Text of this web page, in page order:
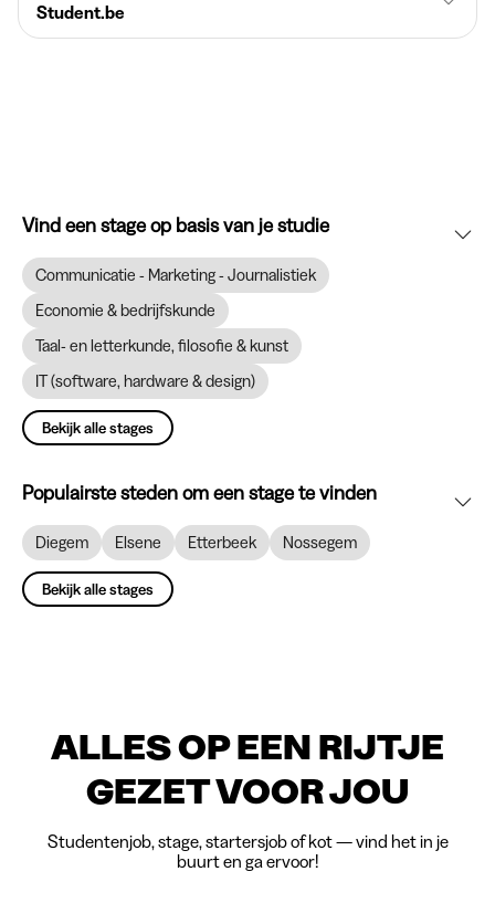
Student.be
Vind een stage op basis van je studie
Communicatie - Marketing - Journalistiek
Economie & bedrijfskunde
Taal- en letterkunde, filosofie & kunst
IT (software, hardware & design)
Bekijk alle stages
Populairste steden om een stage te vinden
Diegem Elsene Etterbeek Nossegem
Bekijk alle stages
ALLES OP EEN RIJTJE
GEZET VOOR JOU
Studentenjob, stage, startersjob of kot — vind het in je
buurt en ga ervoor!